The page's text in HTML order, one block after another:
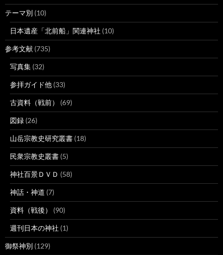
テーマ別 (10)
日本遺産「北前船」関連神社 (10)
参考文献 (735)
写真集 (32)
参拝ガイド他 (33)
古資料（戦前） (69)
図録 (26)
山岳宗教史研究叢書 (18)
民衆宗教史叢書 (5)
神社百景ＤＶＤ (58)
神話・神道 (7)
資料（戦後） (90)
週刊日本の神社 (1)
御祭神別 (129)